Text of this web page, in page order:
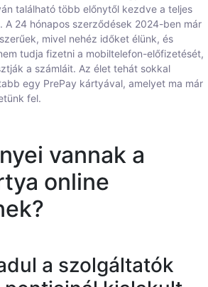
található több előnytől kezdve a teljes
A 24 hónapos szerződések 2024-ben már
mivel nehéz időket élünk, és
tudja fizetni a mobiltelefon-előfizetését,
a számláit. Az élet tehát sokkal
egy PrePay kártyával, amelyet ma már
fel.
vannak a
online
a szolgáltatók